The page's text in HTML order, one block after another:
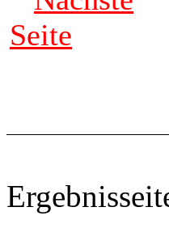
Seite